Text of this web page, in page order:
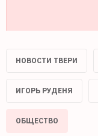
НОВОСТИ ТВЕРИ
ИГОРЬ РУДЕНЯ
ОБЩЕСТВО